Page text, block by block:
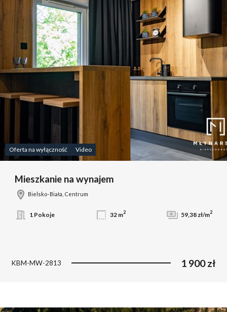
Oferta na wyłączność Video
Mieszkanie na wynajem
Bielsko-Biała, Centrum
1 Pokoje 32 m2 59,38 zł/m2
KBM-MW-2813 1 900 zł